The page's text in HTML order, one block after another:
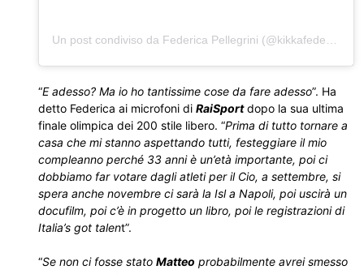
“E adesso? Ma io ho tantissime cose da fare adesso”. Ha
detto Federica ai microfoni di RaiSportdopo la sua ultima
finale olimpica dei 200 stile libero. “Prima di tutto tornare a
casa che mi stanno aspettando tutti, festeggiare il mio
compleanno perché 33 anni è un’età importante, poi ci
dobbiamo far votare dagli atleti per il Cio, a settembre, si
spera anche novembre ci sarà la Isl a Napoli, poi uscirà un
docufilm, poi c’è in progetto un libro, poi le registrazioni di
Italia’s got talent”.
“Se non ci fosse stato Matteo probabilmente avrei smesso